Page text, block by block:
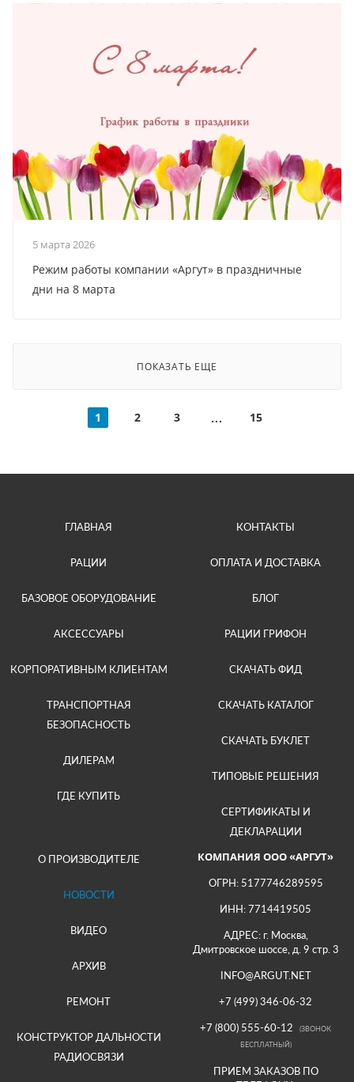
5 марта 2026
Режим работы компании «Аргут» в праздничные
дни на 8 марта
ПОКАЗАТЬ ЕЩЕ
1 2 3 15
ГЛАВНАЯ
РАЦИИ
БАЗОВОЕ ОБОРУДОВАНИЕ
АКСЕССУАРЫ
КОРПОРАТИВНЫМ КЛИЕНТАМ
ТРАНСПОРТНАЯ
БЕЗОПАСНОСТЬ
ДИЛЕРАМ
ГДЕ КУПИТЬ
КОНТАКТЫ
ОПЛАТА И ДОСТАВКА
БЛОГ
РАЦИИ ГРИФОН
СКАЧАТЬ ФИД
СКАЧАТЬ КАТАЛОГ
СКАЧАТЬ БУКЛЕТ
ТИПОВЫЕ РЕШЕНИЯ
СЕРТИФИКАТЫ И
ДЕКЛАРАЦИИ
О ПРОИЗВОДИТЕЛЕ
НОВОСТИ
ВИДЕО
АРХИВ
РЕМОНТ
КОНСТРУКТОР ДАЛЬНОСТИ
РАДИОСВЯЗИ
КОМПАНИЯ ООО «АРГУТ»
ОГРН: 5177746289595
ИНН: 7714419505
АДРЕС: г. Москва,
Дмитровское шоссе, д. 9 стр. 3
INFO@ARGUT.NET
+7 (499) 346-06-32
+7 (800) 555-60-12
(ЗВОНОК
БЕСПЛАТНЫЙ)
ПРИЕМ ЗАКАЗОВ ПО